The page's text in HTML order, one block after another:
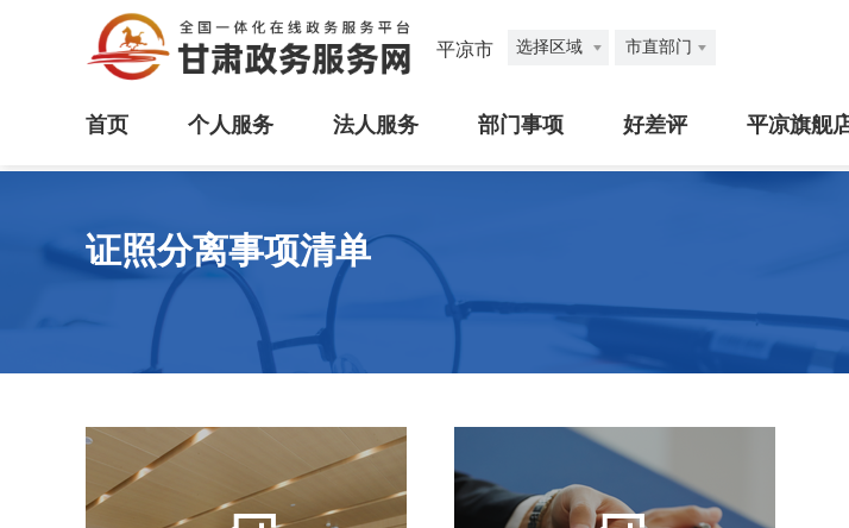
平凉市 选择区域 市直部门
首页 个人服务 法人服务 部门事项 好差评 平凉旗舰
证照分离事项清单